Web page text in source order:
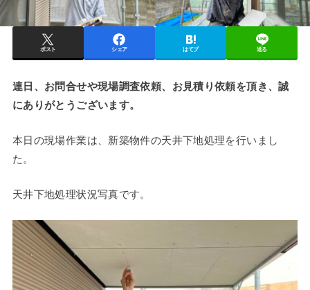
ポスト シェア はてブ 送る
連日、お問合せや現場調査依頼、お見積り依頼を頂き、誠
にありがとうございます。
本日の現場作業は、新築物件の天井下地処理を行いまし
た。
天井下地処理状況写真です。